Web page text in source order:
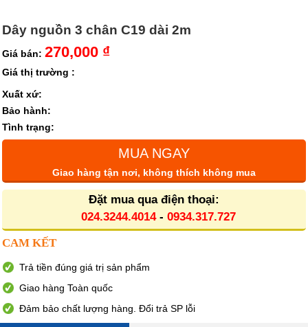
Dây nguồn 3 chân C19 dài 2m
Giá bán: 270,000 ₫
Giá thị trường :
Xuất xứ:
Bảo hành:
Tình trạng:
MUA NGAY
Giao hàng tận nơi, không thích không mua
Đặt mua qua điện thoại:
024.3244.4014- 0934.317.727
CAM KẾT
Trả tiền đúng giá trị sản phẩm
Giao hàng Toàn quốc
Đảm bảo chất lượng hàng. Đổi trả SP lỗi